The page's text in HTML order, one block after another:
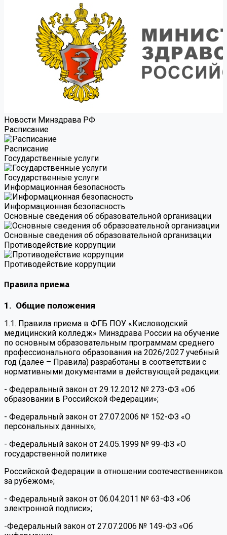
Новости Минздрава РФ
Расписание
Расписание
Государственные услуги
Государственные услуги
Информационная безопасность
Информационная безопасность
Основные сведения об образовательной организации
Основные сведения об образовательной организации
Противодействие коррупции
Противодействие коррупции
Правила приема
1. Общие положения
1.1. Правила приема в ФГБ ПОУ «Кисловодский
медицинский колледж» Минздрава России на обучение
по основным образовательным программам среднего
профессионального образования на 2026/2027 учебный
год (далее – Правила) разработаны в соответствии с
нормативными документами в действующей редакции:
- Федеральный закон от 29.12.2012 № 273-ФЗ «Об
образовании в Российской Федерации»;
- Федеральный закон от 27.07.2006 № 152-ФЗ «О
персональных данных»;
- Федеральный закон от 24.05.1999 № 99-ФЗ «О
государственной политике
Российской Федерации в отношении соотечественников
за рубежом»;
- Федеральный закон от 06.04.2011 № 63-ФЗ «Об
электронной подписи»;
-Федеральный закон от 27.07.2006 № 149-ФЗ «Об